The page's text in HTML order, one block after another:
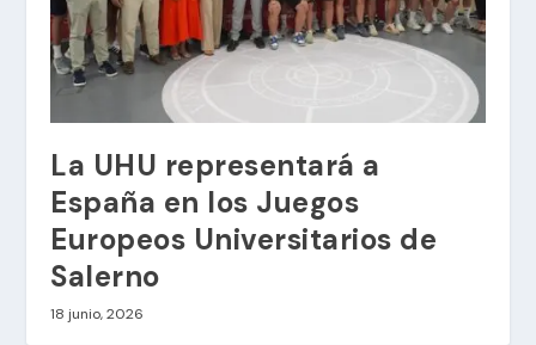
La UHU representará a
España en los Juegos
Europeos Universitarios de
Salerno
18 junio, 2026